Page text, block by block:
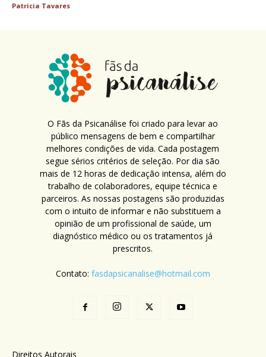
Patricia Tavares
O Fãs da Psicanálise foi criado para levar ao
público mensagens de bem e compartilhar
melhores condições de vida. Cada postagem
segue sérios critérios de seleção. Por dia são
mais de 12 horas de dedicação intensa, além do
trabalho de colaboradores, equipe técnica e
parceiros. As nossas postagens são produzidas
com o intuito de informar e não substituem a
opinião de um profissional de saúde, um
diagnóstico médico ou os tratamentos já
prescritos.
Contato: fasdapsicanalise@hotmail.com
Direitos Autorais